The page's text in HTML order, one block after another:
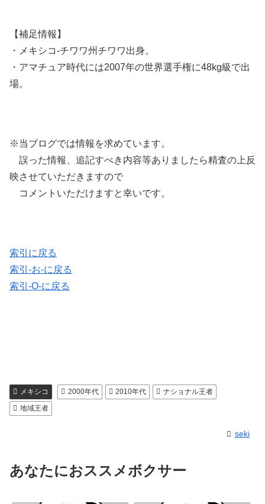
【補足情報】
・メキシコ-チワワ州チワワ出身。
・アマチュア時代には2007年の世界選手権に48kg級で出
場。
※当ブログでは情報を求めています。
誤った情報、追記すべき内容等ありましたら精査の上反
映させていただきますので
コメントいただけますと幸いです。
索引に戻る
索引-お-に戻る
索引-O-に戻る
メキシコ 2000年代 2010年代
ナショナル王者
地域王者
seki
あなたにおススメボクサー